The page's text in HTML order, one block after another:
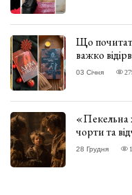
Що
важко
03 Січня
«Пекельна
чорти та
ВІДГУК
28 Грудня